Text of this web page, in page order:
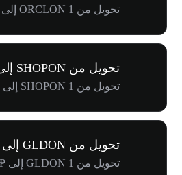
تحويل من 1 ORCLON إلى R$748.54
تحويل من SHOPON إلى PHP
تحويل من 1 SHOPON إلى ₱9.05K
تحويل من GLDON إلى PHP
تحويل من 1 GLDON إلى ₱24.16K